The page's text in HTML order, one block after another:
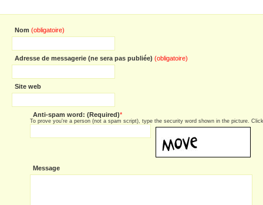
Nom (obligatoire)
Adresse de messagerie (ne sera pas publiée) (obligatoire)
Site web
Anti-spam word: (Required)*
To prove you're a person (not a spam script), type the security word shown in the picture.
Message